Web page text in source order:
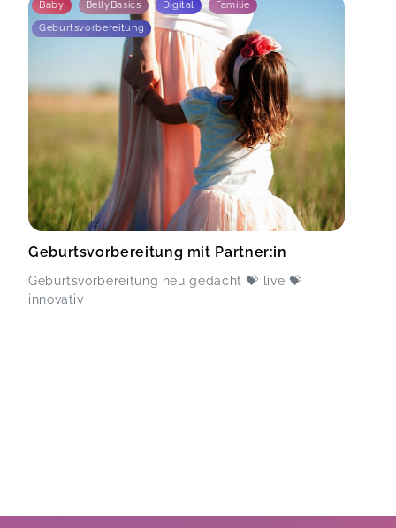
Baby BellyBasics Digital Familie
Geburtsvorbereitung
Geburtsvorbereitung mit Partner:in
Geburtsvorbereitung neu gedacht 💝 live 💝
innovativ